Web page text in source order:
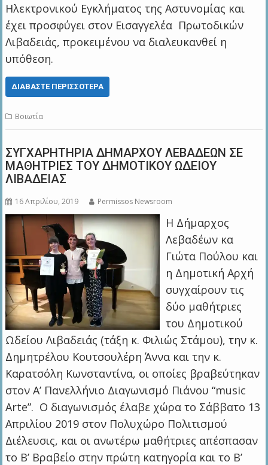
Ηλεκτρονικού Εγκλήματος της Αστυνομίας και
έχει προσφύγει στον Εισαγγελέα Πρωτοδικών
Λιβαδειάς, προκειμένου να διαλευκανθεί η
υπόθεση.
ΔΙΑΒΆΣΤΕ ΠΕΡΙΣΣΌΤΕΡΑ
Βοιωτία
ΣΥΓΧΑΡΗΤΗΡΙA ΔΗΜΑΡΧΟΥ ΛΕΒΑΔΕΩΝ ΣΕ
ΜΑΘΗΤΡΙΕΣ ΤΟΥ ΔΗΜΟΤΙΚΟΥ ΩΔΕΙΟΥ
ΛΙΒΑΔΕΙΑΣ
16 Απριλίου, 2019 Permissos Newsroom
Η Δήμαρχος
Λεβαδέων κα
Γιώτα Πούλου και
η Δημοτική Αρχή
συγχαίρουν τις
δύο μαθήτριες
του Δημοτικού
Ωδείου Λιβαδειάς (τάξη κ. Φιλιώς Στάμου), την κ.
Δημητρέλου Κουτσουλέρη Άννα και την κ.
Καρατσόλη Κωνσταντίνα, οι οποίες βραβεύτηκαν
στον Α’ Πανελλήνιο Διαγωνισμό Πιάνου “music
Arte”. Ο διαγωνισμός έλαβε χώρα το Σάββατο 13
Απριλίου 2019 στον Πολυχώρο Πολιτισμού
Διέλευσις, και οι ανωτέρω μαθήτριες απέσπασαν
το Β’ Βραβείο στην πρώτη κατηγορία και το Β’